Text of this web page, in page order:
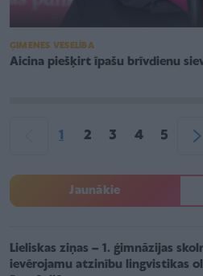
ĢIMENES VESELĪBA
Aicina piešķirt īpašu brīvdienu
1 2 3 4 5
Jaunākie
Lieliskas ziņas – 1. ģimnāzijas
ievērojamu atzinību lingvistikas